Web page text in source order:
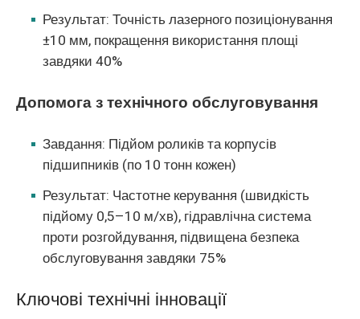
Результат: Точність лазерного позиціонування
±10 мм, покращення використання площі
завдяки 40%
Допомога з технічного обслуговування
Завдання: Підйом роликів та корпусів
підшипників (по 10 тонн кожен)
Результат: Частотне керування (швидкість
підйому 0,5–10 м/хв), гідравлічна система
проти розгойдування, підвищена безпека
обслуговування завдяки 75%
Ключові технічні інновації